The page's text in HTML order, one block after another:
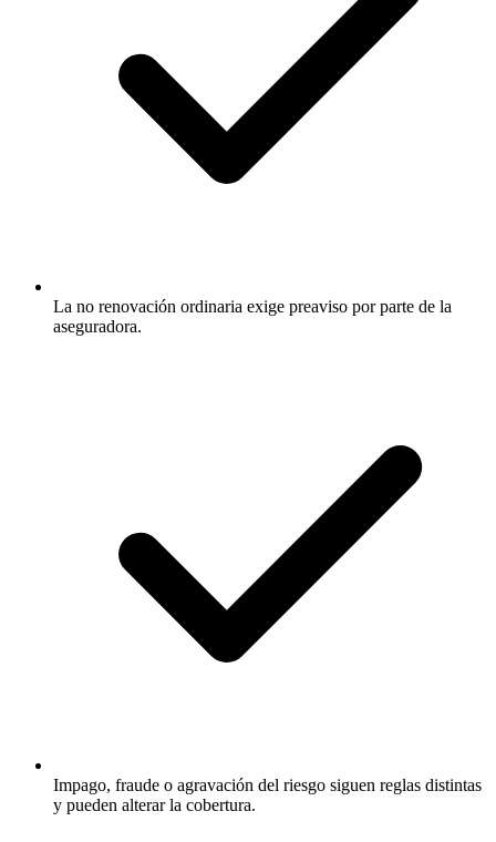
La no renovación ordinaria exige preaviso por parte de la
aseguradora.
Impago, fraude o agravación del riesgo siguen reglas distintas
y pueden alterar la cobertura.